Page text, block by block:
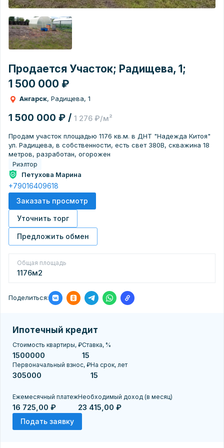
Продается Участок; Радищева, 1;
1 500 000 ₽
Ангарск, Радищева, 1
1 500 000 ₽ / 1 276 ₽/м²
Продам участок площадью 1176 кв.м. в ДНТ "Надежда Китоя"
ул. Радищева, в собственности, есть свет 380В, скважина 18
метров, разработан, огорожен
Риэлтор
Петухова Марина
+79016409618
Заказать просмотр
Уточнить торг
Предложить обмен
Общая площадь
1176м2
Поделиться:
Ипотечный кредит
Стоимость квартиры, ₽Ставка, %
Первоначальный взнос, ₽На срок, лет
Ежемесячный платеж
16 725,00 ₽
Необходимый доход (в месяц)
23 415,00 ₽
Подать заявку